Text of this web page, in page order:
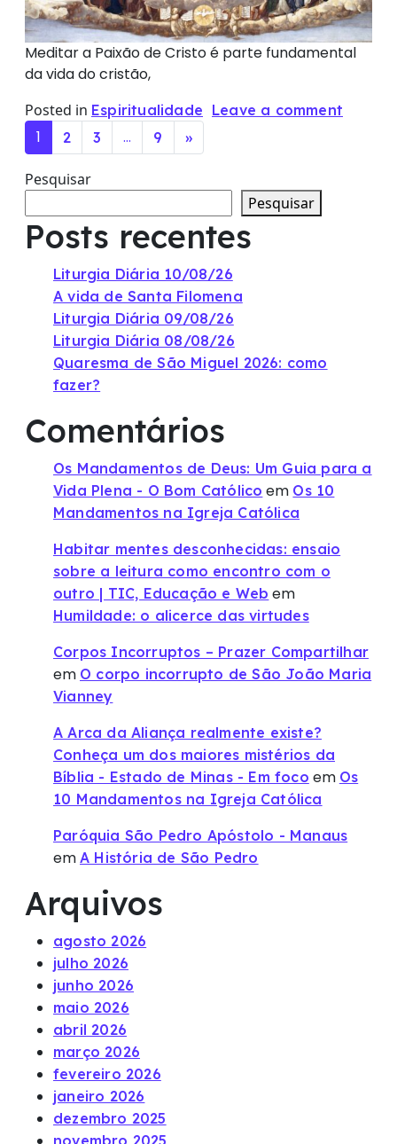
Meditar a Paixão de Cristo é parte fundamental
da vida do cristão,
Posted in Espiritualidade Leave a comment
Posts navigation
1 2 3 … 9 »
Pesquisar
Pesquisar
Posts recentes
Liturgia Diária 10/08/26
A vida de Santa Filomena
Liturgia Diária 09/08/26
Liturgia Diária 08/08/26
Quaresma de São Miguel 2026: como
fazer?
Comentários
Os Mandamentos de Deus: Um Guia para a
Vida Plena - O Bom Católico em Os 10
Mandamentos na Igreja Católica
Habitar mentes desconhecidas: ensaio
sobre a leitura como encontro com o
outro | TIC, Educação e Web em
Humildade: o alicerce das virtudes
Corpos Incorruptos – Prazer Compartilhar
em O corpo incorrupto de São João Maria
Vianney
A Arca da Aliança realmente existe?
Conheça um dos maiores mistérios da
Bíblia - Estado de Minas - Em foco em Os
10 Mandamentos na Igreja Católica
Paróquia São Pedro Apóstolo - Manaus
em A História de São Pedro
Arquivos
agosto 2026
julho 2026
junho 2026
maio 2026
abril 2026
março 2026
fevereiro 2026
janeiro 2026
dezembro 2025